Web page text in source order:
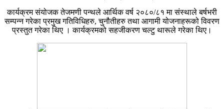
कार्यक्रम संयोजक तेजमणी पन्थले आर्थिक वर्ष २०८०/८१ मा संस्थाले बर्षभरी
सम्पन्न गरेका प्रमुख गतिविधिहरु, चुनौतीहरु तथा आगामी योजनाहरूको विवरण
प्रस्तुत गरेका थिए । कार्यक्रमको सहजीकरण चल्टु थारूले गरेका थिए।